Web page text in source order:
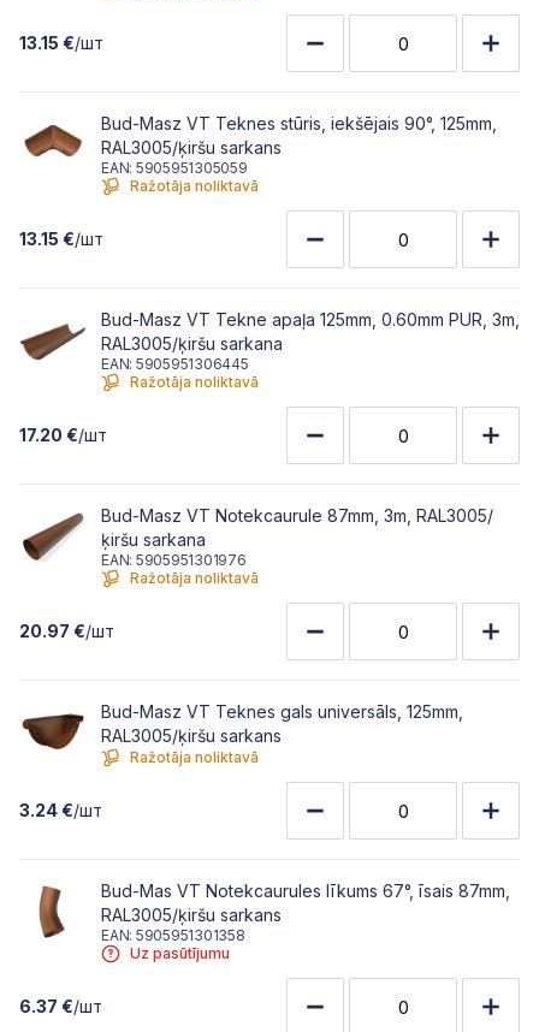
13.15 €/шт
Bud-Masz VT Teknes stūris, iekšējais 90°, 125mm,
RAL3005/ķiršu sarkans
EAN: 5905951305059
Ražotāja noliktavā
13.15 €/шт
Bud-Masz VT Tekne apaļa 125mm, 0.60mm PUR, 3m,
RAL3005/ķiršu sarkana
EAN: 5905951306445
Ražotāja noliktavā
17.20 €/шт
Bud-Masz VT Notekcaurule 87mm, 3m, RAL3005/
ķiršu sarkana
EAN: 5905951301976
Ražotāja noliktavā
20.97 €/шт
Bud-Masz VT Teknes gals universāls, 125mm,
RAL3005/ķiršu sarkans
Ražotāja noliktavā
3.24 €/шт
Bud-Mas VT Notekcaurules līkums 67°, īsais 87mm,
RAL3005/ķiršu sarkans
EAN: 5905951301358
Uz pasūtījumu
6.37 €/шт